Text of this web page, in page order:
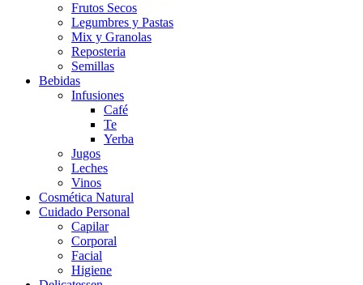
Frutos Secos
Legumbres y Pastas
Mix y Granolas
Reposteria
Semillas
Bebidas
Infusiones
Café
Te
Yerba
Jugos
Leches
Vinos
Cosmética Natural
Cuidado Personal
Capilar
Corporal
Facial
Higiene